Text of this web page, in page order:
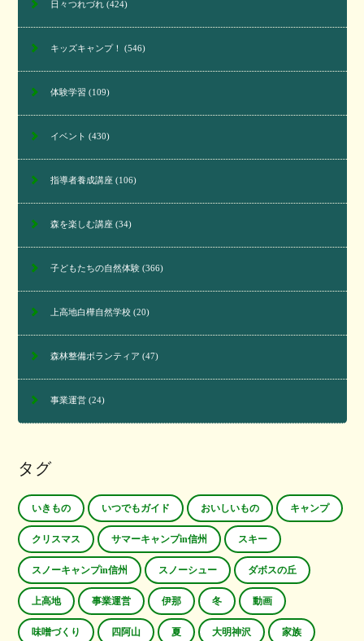
日々つれづれ(424)
キッズキャンプ！ (546)
体験学習 (109)
イベント (430)
指導者養成講座(106)
森を楽しむ講座(34)
子どもたちの自然体験(366)
上高地白樺自然学校(20)
森林整備ボランティア (47)
事業運営(24)
タグ
いきもの いつでもガイド おいしいもの キャンプ
クリスマス サマーキャンプin信州 スキー
スノーキャンプin信州 スノーシュー ダボスの丘
上高地 事業運営 伊那 冬 動画
味噌づくり 四阿山 夏 大明神沢 家族